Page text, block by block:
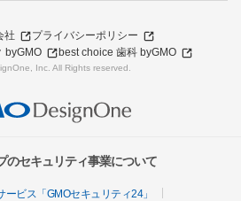
社
プライバシーポリシー
byGMO
best choice 歯科 byGMO
Inc. All Rights reserved.
のセキュリティ事業について
ビス「GMOセキュリティ24」